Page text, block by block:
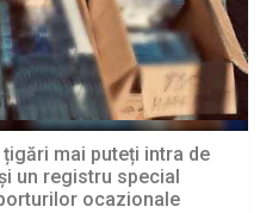
mai puteți intra de
un registru special
ocazionale